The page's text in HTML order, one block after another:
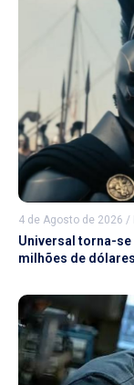
4 de Agosto de 2026 /
Universal torna-
milhões de